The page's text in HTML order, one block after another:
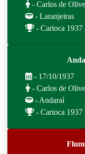
- Carlos de
- Laranjeiras
- Carioca 1937
- 17/10/1937
- Carlos de
- Andaraí
- Carioca 1937